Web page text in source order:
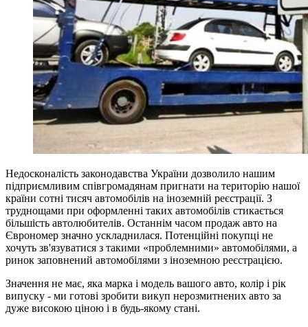
Недосконалість законодавства України дозволило нашим
підприємливим співгромадянам пригнати на територію нашої
країни сотні тисяч автомобілів на іноземній реєстрації. З
труднощами при оформленні таких автомобілів стикається
більшість автолюбителів. Останнім часом продаж авто на
Єврономер значно ускладнилася. Потенційні покупці не
хочуть зв'язуватися з такими «проблемними» автомобілями, а
ринок заповнений автомобілями з іноземною реєстрацією.
Значення не має, яка марка і модель вашого авто, колір і рік
випуску - ми готові зробити викуп нерозмитнених авто за
дуже високою ціною і в будь-якому стані.